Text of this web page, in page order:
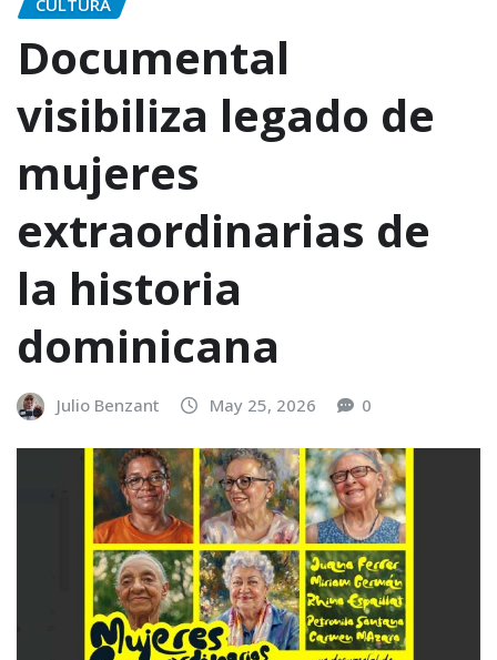
Documental
visibiliza legado de
mujeres
extraordinarias de
la historia
dominicana
Julio Benzant May 25, 2026 0